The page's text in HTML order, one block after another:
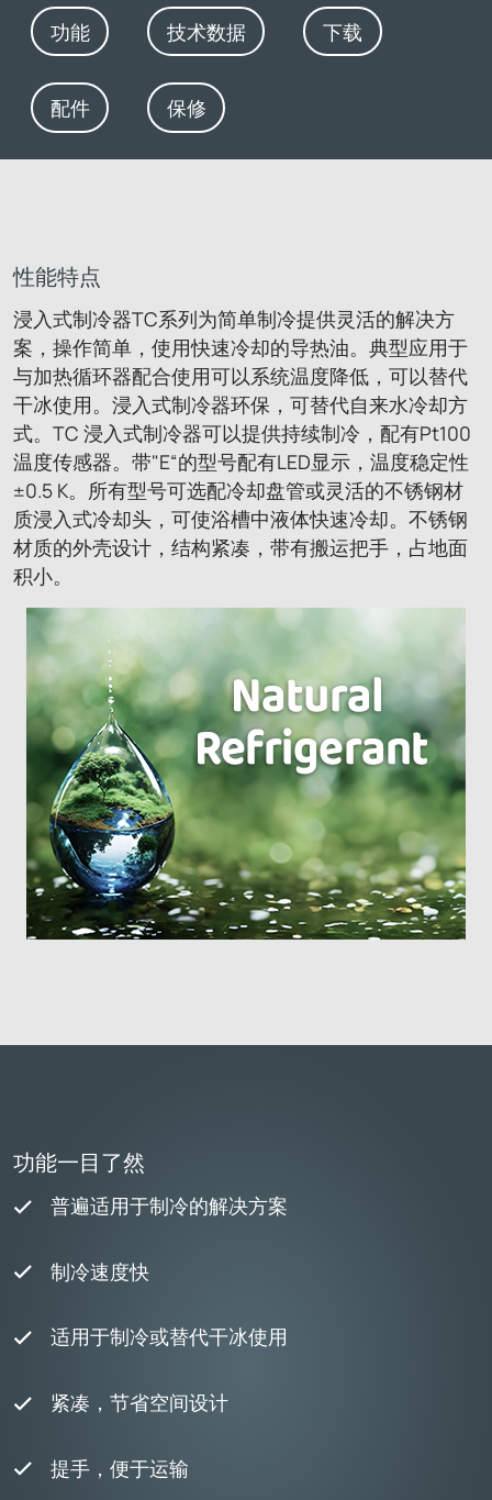
功能 技术数据 下载
配件 保修
性能特点
浸入式制冷器TC系列为简单制冷提供灵活的解决方
案，操作简单，使用快速冷却的导热油。典型应用于
与加热循环器配合使用可以系统温度降低，可以替代
干冰使用。浸入式制冷器环保，可替代自来水冷却方
式。TC 浸入式制冷器可以提供持续制冷，配有Pt100
温度传感器。带"E“的型号配有LED显示，温度稳定性
±0.5 K。所有型号可选配冷却盘管或灵活的不锈钢材
质浸入式冷却头，可使浴槽中液体快速冷却。不锈钢
材质的外壳设计，结构紧凑，带有搬运把手，占地面
积小。
功能一目了然
普遍适用于制冷的解决方案
制冷速度快
适用于制冷或替代干冰使用
紧凑，节省空间设计
提手，便于运输